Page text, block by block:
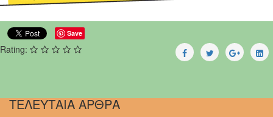
Save
Rating:
ΤΕΛΕΥΤΑΙΑ ΑΡΘΡΑ